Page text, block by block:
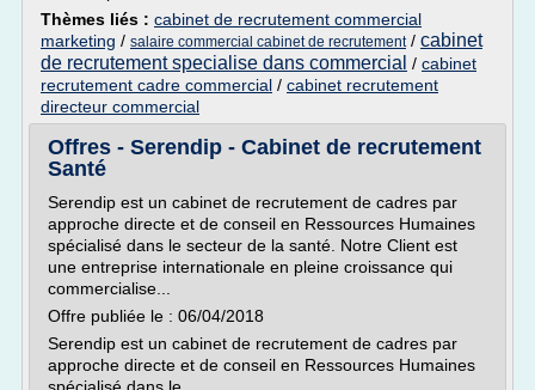
Thèmes liés : cabinet de recrutement commercial
marketing / salaire commercial cabinet de recrutement/ cabinet
de recrutement specialise dans commercial / cabinet
recrutement cadre commercial / cabinet recrutement
directeur commercial
Offres - Serendip - Cabinet de recrutement
Santé
Serendip est un cabinet de recrutement de cadres par
approche directe et de conseil en Ressources Humaines
spécialisé dans le secteur de la santé. Notre Client est
une entreprise internationale en pleine croissance qui
commercialise...
Offre publiée le : 06/04/2018
Serendip est un cabinet de recrutement de cadres par
approche directe et de conseil en Ressources Humaines